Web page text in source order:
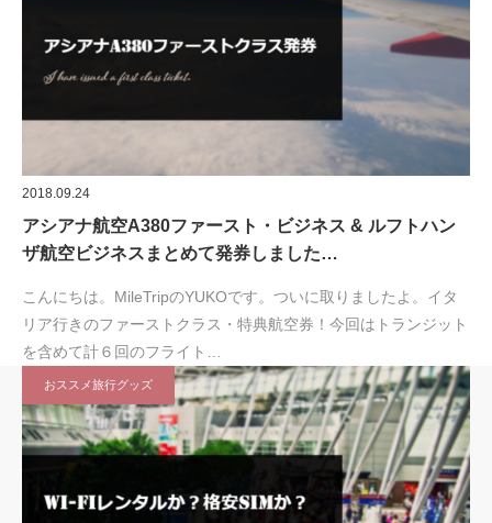
2018.09.24
アシアナ航空A380ファースト・ビジネス & ルフトハン
ザ航空ビジネスまとめて発券しました…
こんにちは。MileTripのYUKOです。ついに取りましたよ。イタ
リア行きのファーストクラス・特典航空券！今回はトランジット
を含めて計６回のフライト…
おススメ旅行グッズ